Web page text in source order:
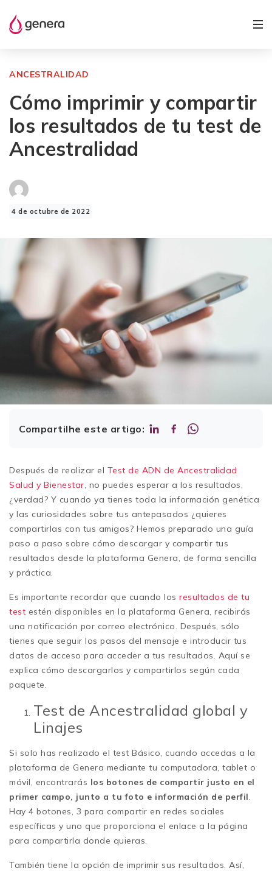
ANCESTRALIDAD
Cómo imprimir y compartir
los resultados de tu test de
Ancestralidad
4 de octubre de 2022
Compartilhe este artigo:
Después de realizar el Test de ADN de Ancestralidad
Salud y Bienestar, no puedes esperar a los resultados,
¿verdad? Y cuando ya tienes toda la información genética
y las curiosidades sobre tus antepasados ¿quieres
compartirlas con tus amigos? Hemos preparado una guía
paso a paso sobre cómo descargar y compartir tus
resultados desde la plataforma Genera, de forma sencilla
y práctica.
Es importante recordar que cuando los resultados de tu
test estén disponibles en la plataforma Genera, recibirás
una notificación por correo electrónico. Después, sólo
tienes que seguir los pasos del mensaje e introducir tus
datos de acceso para acceder a tus resultados. Aquí se
explica cómo descargarlos y compartirlos según cada
paquete.
Test de Ancestralidad global y
Linajes
Si solo has realizado el test Básico, cuando accedas a la
plataforma de Genera mediante tu computadora, tablet o
móvil, encontrarás los botones de compartir justo en el
primer campo, junto a tu foto e información de perfil.
Hay 4 botones, 3 para compartir en redes sociales
específicas y uno que proporciona el enlace a la página
para compartirla donde quieras.
También tiene la opción de imprimir sus resultados. Así,